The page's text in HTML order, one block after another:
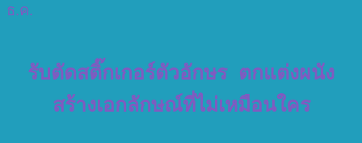
ธ.ค.
รับตัดสติ๊กเกอร์ตัวอักษร ตกแต่งผนัง
สร้างเอกลักษณ์ที่ไม่เหมือนใคร